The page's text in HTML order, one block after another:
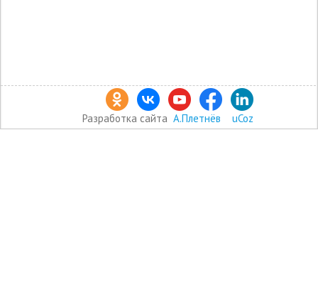
Разработка сайта А.Плетнёв uCoz